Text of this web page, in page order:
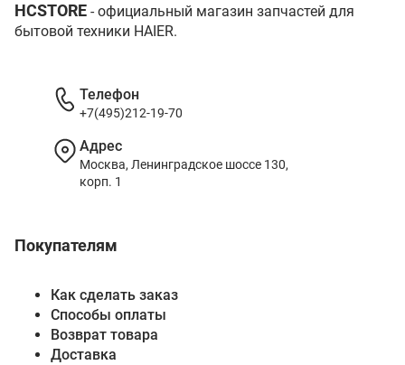
HCSTORE - официальный магазин запчастей для
бытовой техники HAIER.
Покупателям
Как сделать заказ
Способы оплаты
Возврат товара
Доставка
Телефон
+7(495)212-19-70
Адрес
Москва, Ленинградское шоссе 130,
корп. 1